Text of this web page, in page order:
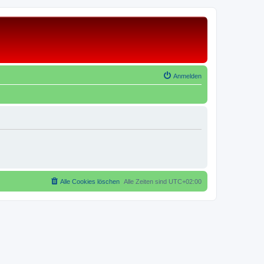
Anmelden
Alle Zeiten sind UTC+02:00
Alle Cookies löschen